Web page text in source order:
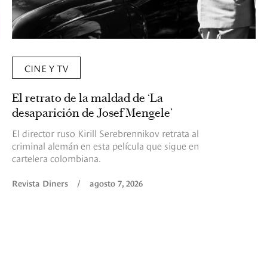
CINE Y TV
El retrato de la maldad de ‘La
desaparición de Josef Mengele’
El director ruso Kirill Serebrennikov retrata al
criminal alemán en esta película que sigue en
cartelera colombiana.
Revista Diners / agosto 7, 2026